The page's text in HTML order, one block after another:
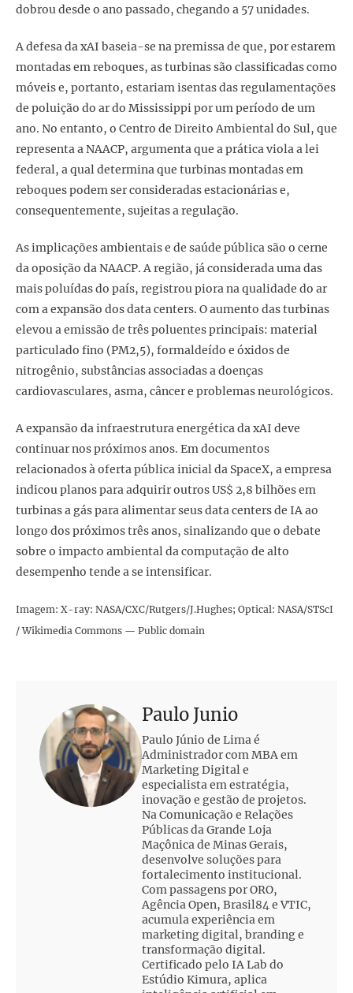
dobrou desde o ano passado, chegando a 57 unidades.
A defesa da xAI baseia-se na premissa de que, por estarem
montadas em reboques, as turbinas são classificadas como
móveis e, portanto, estariam isentas das regulamentações
de poluição do ar do Mississippi por um período de um
ano. No entanto, o Centro de Direito Ambiental do Sul, que
representa a NAACP, argumenta que a prática viola a lei
federal, a qual determina que turbinas montadas em
reboques podem ser consideradas estacionárias e,
consequentemente, sujeitas a regulação.
As implicações ambientais e de saúde pública são o cerne
da oposição da NAACP. A região, já considerada uma das
mais poluídas do país, registrou piora na qualidade do ar
com a expansão dos data centers. O aumento das turbinas
elevou a emissão de três poluentes principais: material
particulado fino (PM2,5), formaldeído e óxidos de
nitrogênio, substâncias associadas a doenças
cardiovasculares, asma, câncer e problemas neurológicos.
A expansão da infraestrutura energética da xAI deve
continuar nos próximos anos. Em documentos
relacionados à oferta pública inicial da SpaceX, a empresa
indicou planos para adquirir outros US$ 2,8 bilhões em
turbinas a gás para alimentar seus data centers de IA ao
longo dos próximos três anos, sinalizando que o debate
sobre o impacto ambiental da computação de alto
desempenho tende a se intensificar.
Imagem: X-ray: NASA/CXC/Rutgers/J.Hughes; Optical: NASA/STScI
/ Wikimedia Commons — Public domain
Paulo Junio
Paulo Júnio de Lima é
Administrador com MBA em
Marketing Digital e
especialista em estratégia,
inovação e gestão de projetos.
Na Comunicação e Relações
Públicas da Grande Loja
Maçônica de Minas Gerais,
desenvolve soluções para
fortalecimento institucional.
Com passagens por ORO,
Agência Open, Brasil84 e VTIC,
acumula experiência em
marketing digital, branding e
transformação digital.
Certificado pelo IA Lab do
Estúdio Kimura, aplica